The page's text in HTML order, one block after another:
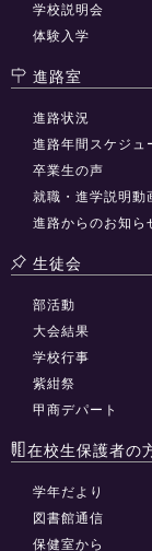
学校説明会
体験入学
進路室
進路状況
進路年間スケジュ
卒業生の声
就職・進学説明動
進路からのお知ら
生徒会
部活動
大会結果
学校行事
紫紺祭
甲商デパート
在校生保護者の
学年だより
図書館通信
保健室から